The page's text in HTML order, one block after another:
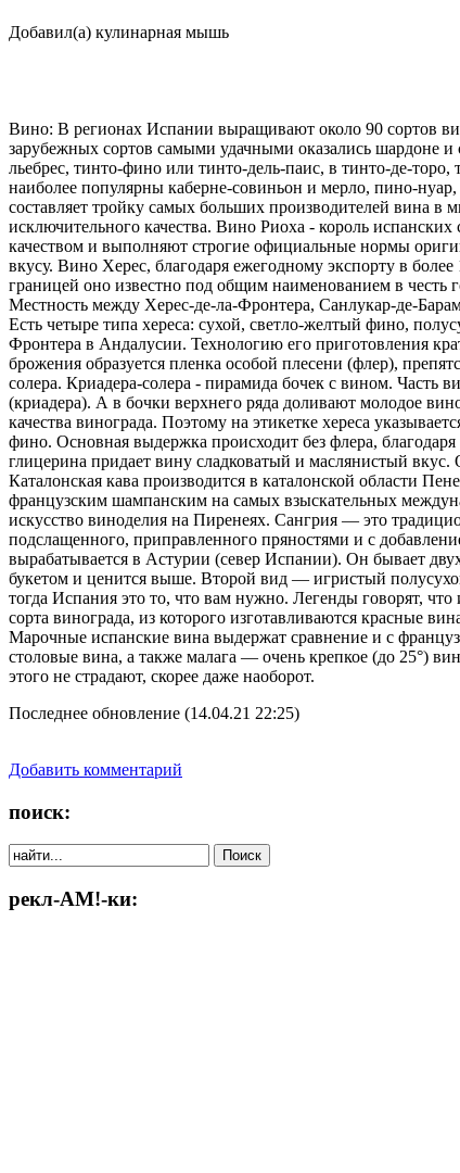
Добавил(а) кулинарная мышь
Вино: В регионах Испании выращивают около 90 сортов
зарубежных сортов самыми удачными оказались шардоне и
льебрес, тинто-фино или тинто-дель-паис, в тинто-де-
наиболее популярны каберне-совиньон и мерло, пино-
составляет тройку самых больших производителей вина в
исключительного качества. Вино Риоха - король
качеством и выполняют строгие официальные нормы
вкусу. Вино Херес, благодаря ежегодному экспорту в
границей оно известно под общим наименованием в честь
Местность между Херес-де-ла-Фронтера, Санлукар-де-
Есть четыре типа хереса: сухой, светло-желтый фино,
Фронтера в Андалусии. Технологию его приготовления
брожения образуется пленка особой плесени (флер),
солера. Криадера-соле­ра - пирамида бочек с вином. Часть
(криадера). А в бочки верхнего ряда доливают молодое
качества винограда. Поэтому на этикетке хереса
фино. Основная выдержка происходит без флера,
глицерина придает вину сладковатый и маслянистый
Каталонская кава производится в каталонской области
французским шампанским на самых взыскательных
искусство виноделия на Пиренеях. Сангрия — это
подслащенного, приправленного пряностями и с
вырабатывается в Астурии (север Испании). Он бывает
букетом и ценится выше. Второй вид — игристый
тогда Испания это то, что вам нужно. Легенды говорят,
сорта винограда, из которого изготавливаются красные
Марочные испанские вина выдержат сравнение и с
столовые вина, а также малага — очень крепкое (до 25°)
этого не страдают, скорее даже наоборот.
Последнее обновление (14.04.21 22:25)
Добавить комментарий
поиск:
рекл-АМ!-ки: